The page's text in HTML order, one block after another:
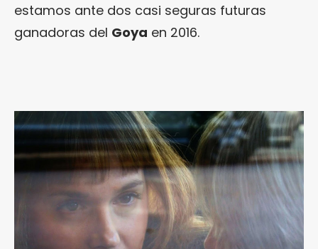
estamos ante dos casi seguras futuras
ganadoras del Goya en 2016.